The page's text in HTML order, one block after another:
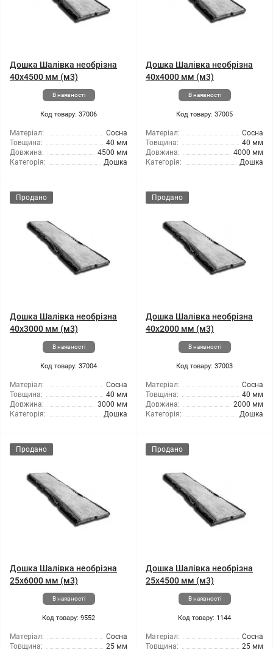
Дошка Шалівка необрізна
40x4500 мм (м3)
В наявності
Код товару: 37006
Матеріал:
Сосна
Товщина:
40 мм
Довжина:
4500 мм
Категорія:
Дошка
Дошка Шалівка необрізна
40x4000 мм (м3)
В наявності
Код товару: 37005
Матеріал:
Сосна
Товщина:
40 мм
Довжина:
4000 мм
Категорія:
Дошка
Продано
Дошка Шалівка необрізна
40x3000 мм (м3)
В наявності
Код товару: 37004
Матеріал:
Сосна
Товщина:
40 мм
Довжина:
3000 мм
Категорія:
Дошка
Продано
Дошка Шалівка необрізна
40x2000 мм (м3)
В наявності
Код товару: 37003
Матеріал:
Сосна
Товщина:
40 мм
Довжина:
2000 мм
Категорія:
Дошка
Продано
Дошка Шалівка необрізна
25x6000 мм (м3)
В наявності
Код товару: 9552
Матеріал:
Сосна
Товщина:
25 мм
Продано
Дошка Шалівка необрізна
25x4500 мм (м3)
В наявності
Код товару: 1144
Матеріал:
Сосна
Товщина:
25 мм